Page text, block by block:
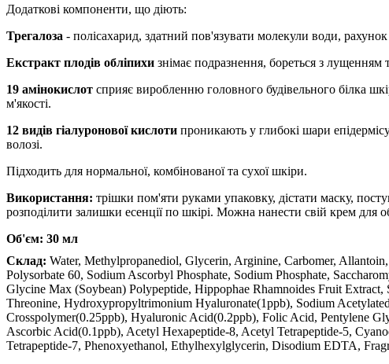
Додаткові компоненти, що діють:
Трегалоза - полісахарид, здатний пов'язувати молекули води,
Екстракт плодів обліпихи знімає подразнення, бореться з лущенням
19 амінокислот сприяє виробленню головного будівельного білка
м'якості.
12 видів гіалуронової кислоти проникають у глибокі шари
волозі.
Підходить для нормальної, комбінованої та сухої шкіри.
Використання: трішки пом'яти руками упаковку, дістати маску,
розподілити залишки есенції по шкірі. Можна нанести свій крем для
Об'єм: 30 мл
Склад: Water, Methylpropanediol, Glycerin, Arginine, Carbomer,
Polysorbate 60, Sodium Ascorbyl Phosphate, Sodium Phosphate,
Glycine Max (Soybean) Polypeptide, Hippophae Rhamnoides Fruit
Threonine, Hydroxypropyltrimonium Hyaluronate(1ppb), Sodium
Crosspolymer(0.25ppb), Hyaluronic Acid(0.2ppb), Folic Acid, Pentylene
Ascorbic Acid(0.1ppb), Acetyl Hexapeptide-8, Acetyl Tetrapeptide-5,
Tetrapeptide-7, Phenoxyethanol, Ethylhexylglycerin, Disodium EDTA,